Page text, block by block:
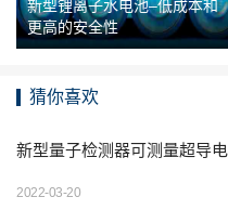
新型锂离子水电池–低成本和
更高的安全性
猜你喜欢
新型量子检测器可测量超导
2022-03-20